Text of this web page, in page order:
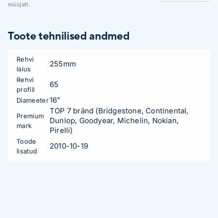
müüjalt.
Toote tehnilised andmed
Rehvi
laius
255mm
Rehvi
profiil
65
Diameeter16"
Premium
mark
TOP 7 bränd (Bridgestone, Continental,
Dunlop, Goodyear, Michelin, Nokian,
Pirelli)
Toode
lisatud
2010-10-19